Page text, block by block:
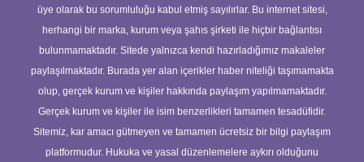
üye olarak bu sorumluluğu kabul etmiş sayılırlar. Bu internet sitesi,
herhangi bir marka, kurum veya şahıs şirketi ile hiçbir bağlantısı
bulunmamaktadır. Sitede yalnızca kendi hazırladığımız makaleler
paylaşılmaktadır. Burada yer alan içerikler haber niteliği taşımamakta
olup, gerçek kurum ve kişiler hakkında paylaşım yapılmamaktadır.
Gerçek kurum ve kişiler ile isim benzerlikleri tamamen tesadüfidir.
Sitemiz, kar amacı gütmeyen ve tamamen ücretsiz bir bilgi paylaşım
platformudur. Hukuka ve yasal düzenlemelere aykırı olduğunu